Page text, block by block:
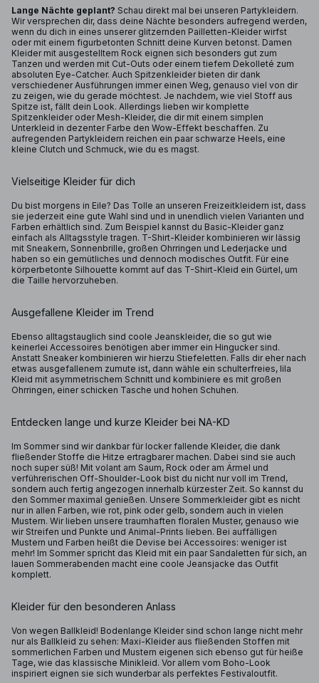
Lange Nächte geplant? Schau direkt mal bei unseren Partykleidern.
Wir versprechen dir, dass deine Nächte besonders aufregend werden,
wenn du dich in eines unserer glitzernden Pailletten-Kleiderwirfst
oder mit einem figurbetonten Schnitt deine Kurven betonst. Damen
Kleider mit ausgestelltem Rock eignen sich besonders gut zum
Tanzen und werden mit Cut-Outs oder einem tiefem Dekolleté zum
absoluten Eye-Catcher. Auch Spitzenkleider bieten dir dank
verschiedener Ausführungen immer einen Weg, genauso viel von dir
zu zeigen, wie du gerade möchtest. Je nachdem, wie viel Stoff aus
Spitze ist, fällt dein Look. Allerdings lieben wir komplette
Spitzenkleider oder Mesh-Kleider, die dir mit einem simplen
Unterkleid in dezenter Farbe den Wow-Effekt beschaffen. Zu
aufregenden Partykleidern reichen ein paar schwarze Heels, eine
kleine Clutch und Schmuck, wie du es magst.
Vielseitige Kleider für dich
Du bist morgens in Eile? Das Tolle an unseren Freizeitkleidern ist, dass
sie jederzeit eine gute Wahl sind und in unendlich vielen Varianten und
Farben erhältlich sind. Zum Beispiel kannst du Basic-Kleider ganz
einfach als Alltagsstyle tragen. T-Shirt-Kleider kombinieren wir lässig
mit Sneakern, Sonnenbrille, großen Ohrringen und Lederjacke und
haben so ein gemütliches und dennoch modisches Outfit. Für eine
körperbetonte Silhouette kommt auf das T-Shirt-Kleid ein Gürtel, um
die Taille hervorzuheben.
Ausgefallene Kleider im Trend
Ebenso alltagstauglich sind coole Jeanskleider, die so gut wie
keinerlei Accessoires benötigen aber immer ein Hingucker sind.
Anstatt Sneaker kombinieren wir hierzu Stiefeletten. Falls dir eher nach
etwas ausgefallenem zumute ist, dann wähle ein schulterfreies, lila
Kleid mit asymmetrischem Schnitt und kombiniere es mit großen
Ohrringen, einer schicken Tasche und hohen Schuhen.
Entdecken lange und kurze Kleider bei NA-KD
Im Sommer sind wir dankbar für locker fallende Kleider, die dank
fließender Stoffe die Hitze ertragbarer machen. Dabei sind sie auch
noch super süß! Mit volant am Saum, Rock oder am Ärmel und
verführerischen Off-Shoulder-Look bist du nicht nur voll im Trend,
sondern auch fertig angezogen innerhalb kürzester Zeit. So kannst du
den Sommer maximal genießen. Unsere Sommerkleider gibt es nicht
nur in allen Farben, wie rot, pink oder gelb, sondern auch in vielen
Mustern. Wir lieben unsere traumhaften floralen Muster, genauso wie
wir Streifen und Punkte und Animal-Prints lieben. Bei auffälligen
Mustern und Farben heißt die Devise bei Accessoires: weniger ist
mehr! Im Sommer spricht das Kleid mit ein paar Sandaletten für sich, an
lauen Sommerabenden macht eine coole Jeansjacke das Outfit
komplett.
Kleider für den besonderen Anlass
Von wegen Ballkleid! Bodenlange Kleider sind schon lange nicht mehr
nur als Ballkleid zu sehen: Maxi-Kleider aus fließenden Stoffen mit
sommerlichen Farben und Mustern eigenen sich ebenso gut für heiße
Tage, wie das klassische Minikleid. Vor allem vom Boho-Look
inspiriert eignen sie sich wunderbar als perfektes Festivaloutfit.